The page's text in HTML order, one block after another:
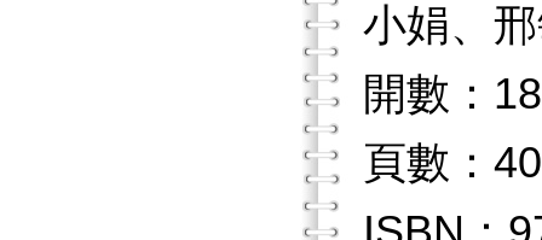
小娟、
開數：18
頁數：